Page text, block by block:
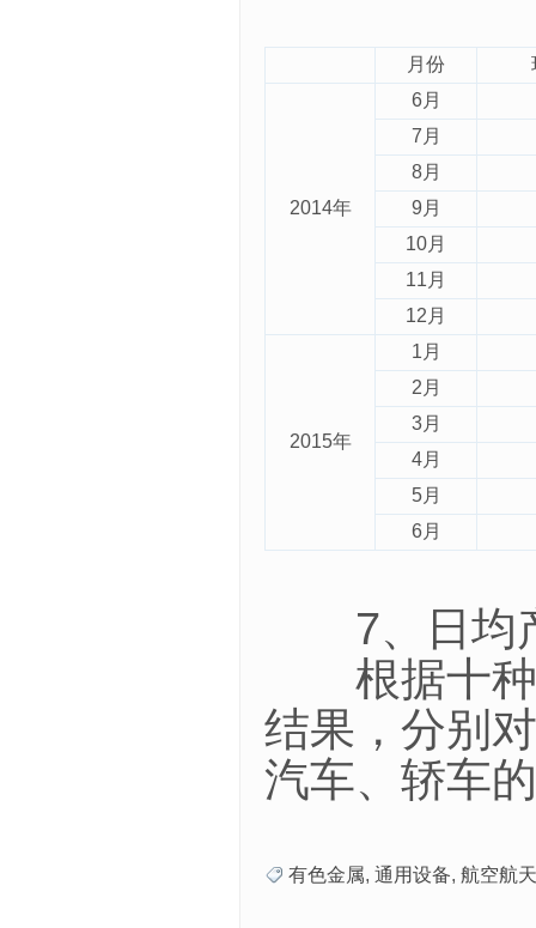
月份
2014年
6月
7月
8月
9月
10月
11月
12月
2015年
1月
2月
3月
4月
5月
6月
7、日均
根据十种
结果，分别
汽车、轿车
有色金属, 通用设备, 航空航天